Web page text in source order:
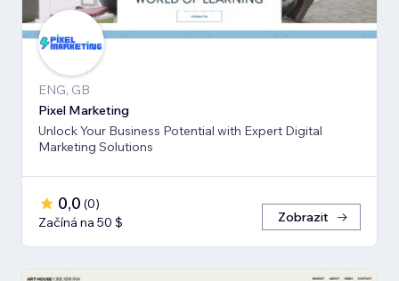
ENG, GB
Pixel Marketing
Unlock Your Business Potential with Expert Digital
Marketing Solutions
0,0 (0)
Začíná na 50 $
Zobrazit